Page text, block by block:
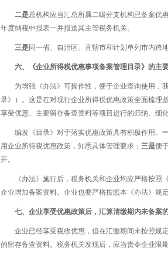
二是总机构应当汇总所属二级分支机构已备案优
年度纳税申报表一并报送其主管税务机关。
三是同一省、自治区、直辖市和计划单列市内跨
六、《企业所得税优惠事项备案管理目录》的主
为增强《办法》可操作性，便于企业查询使用，
录》）。这是在对现行企业所得税优惠政策全面梳理
享受优惠、主要留存备查资料等项目进行的归纳、细化
编发《目录》对于落实优惠政策具有积极作用。
用企业所得税优惠政策，知悉具体管理要求； 三是便
开。
《办法》施行后，税务机关和企业均应严格按
企业增加备案资料。企业也要严格按照本《办法》规
七、企业享受优惠政策后，汇算清缴期内未备案
企业已经享受税收优惠，但在汇缴期间未按照规
的留存备查资料。税务机关发现后，应当责令企业限